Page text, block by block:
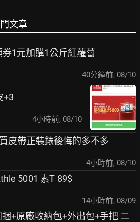
文章
券1元加購1公斤紅蘿蔔
40分鐘前, 08/10
+3
4小時前, 08/10
皮帶正裝錶後悔的多不多
4小時前, 08/10
5001 素T 89$
14小時前, 08/09
捆+原廠收納包+外出包+手把 二